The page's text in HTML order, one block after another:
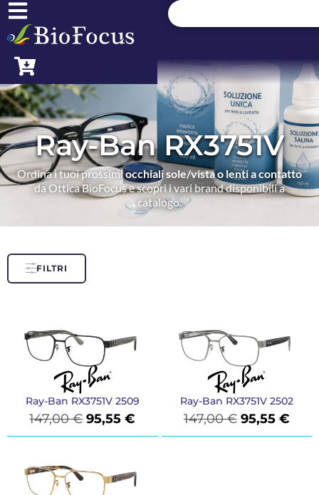
Ray-Ban RX3751V
Ordina i tuoi prossimiocchiali sole/vista o lenti a contatto
da Ottica BioFocus e scopri i vari brand disponibili a
catalogo.
FILTRI
Ray-Ban RX3751V 2509
147,00€ 95,55€
Ray-Ban RX3751V 2502
147,00€ 95,55 €